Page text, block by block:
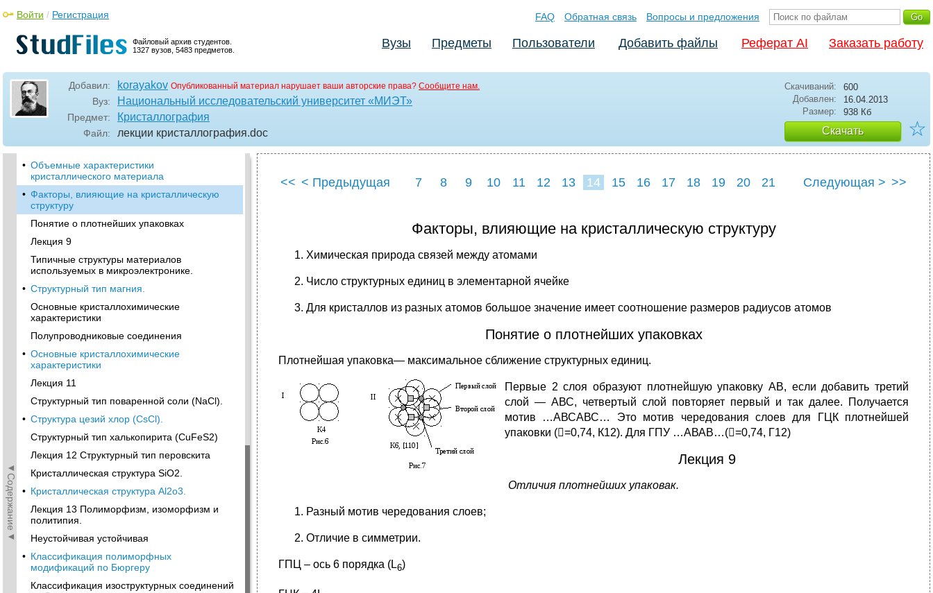
Файловый архив студентов.
1327 вузов, 5483 предметов.
Войти / Регистрация FAQ Обратная связь Вопросы и предложения
Вузы Предметы Пользователи Добавить файлы Реферат AI Заказать работу
Добавил: korayakov Опубликованный материал нарушает ваши авторские права? Сообщите нам.
Вуз: Национальный исследовательский университет «МИЭТ»
Предмет: Кристаллография
Файл: лекции кристаллография.doc
Скачиваний:
600
Добавлен:
16.04.2013
Размер:
938 Кб
Скачать ☆
◄Содержание◄
Винтовые оси
Тетрагональные кристаллы
• Правила записи символа пространственной
группы.
Распределение пространственных групп по
классам симметрии, сингониям и
категориям.
Лекция 8 Основы кристаллохимии.
• Объемные характеристики
кристаллического материала
• Факторы, влияющие на кристаллическую
структуру
Понятие о плотнейших упаковках
Лекция 9
Типичные структуры материалов
используемых в микроэлектронике.
• Структурный тип магния.
Основные кристаллохимические
характеристики
Полупроводниковые соединения
• Основные кристаллохимические
характеристики
Лекция 11
Структурный тип поваренной соли (NaCl).
• Структура цезий хлор (СsCl).
Структурный тип халькопирита (CuFeS2)
Лекция 12 Структурный тип перовскита
Кристаллическая структура SiO2.
• Кристаллическая структура Al2o3.
Лекция 13 Полиморфизм, изоморфизм и
политипия.
Неустойчивая устойчивая
• Классификация полиморфных
модификаций по Бюргеру
Классификация изоструктурных соединений
<< < Предыдущая 7 8 9 10 11 12 13 14 15 16 17 18 19 20
21
Следующая > >>
Факторы, влияющие на кристаллическую структуру
Химическая природа связей между атомами
Число структурных единиц в элементарной ячейке
Для кристаллов из разных атомов большое значение имеет соотношение размеров радиусов атомов
Понятие о плотнейших упаковках
Плотнейшая упаковка— максимальное сближение структурных единиц.
Первые 2 слоя образуют плотнейшую упаковку АВ, если добавить третий
слой — АВС, четвертый слой повторяет первый и так далее. Получается
мотив …АВСАВС… Это мотив чередования слоев для ГЦК плотнейшей
упаковки (=0,74, К12). Для ГПУ …АВАВ…(=0,74, Г12)
Лекция 9
Отличия плотнейших упаковак.
Разный мотив чередования слоев;
Отличие в симметрии.
ГПЦ – ось 6 порядка (L6)